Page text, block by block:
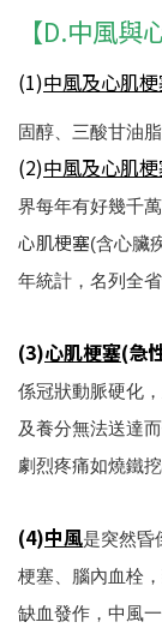
【D.中風與
(1)中風及心肌
固醇、三酸甘油
(2)中風及心肌
界每年有好幾千
心肌梗塞(含心臟
年統計，名列全
(3)心肌梗塞(急
係冠狀動脈硬化
及養分無法送達
劇烈疼痛如燒鐵挖
(4)中風是突然昏
梗塞、腦內血栓
缺血發作，中風